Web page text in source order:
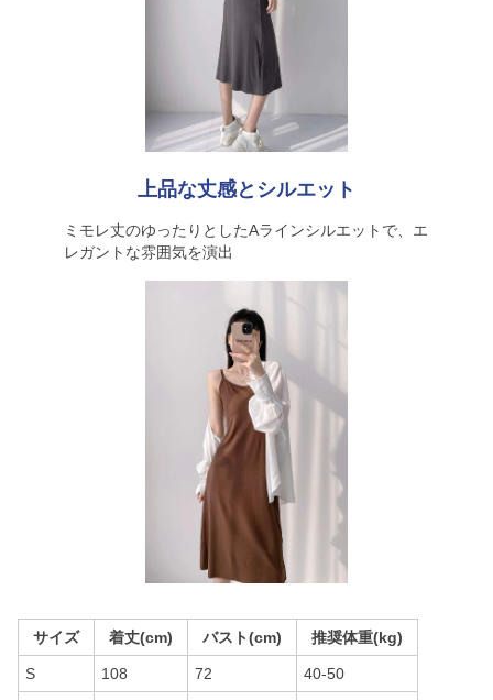
上品な丈感とシルエット
ミモレ丈のゆったりとしたAラインシルエットで、エ
レガントな雰囲気を演出
サイズ 着丈(cm) バスト(cm) 推奨体重(kg)
S 108 72 40-50